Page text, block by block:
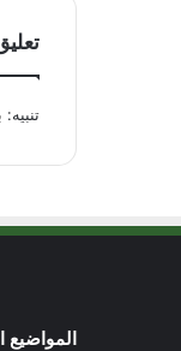
تنبيه:
المواضيع